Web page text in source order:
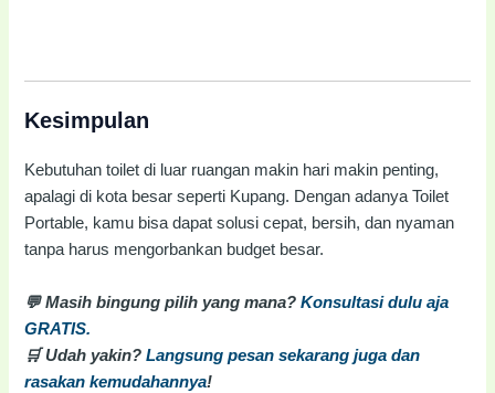
Kesimpulan
Kebutuhan toilet di luar ruangan makin hari makin penting,
apalagi di kota besar seperti Kupang. Dengan adanya Toilet
Portable, kamu bisa dapat solusi cepat, bersih, dan nyaman
tanpa harus mengorbankan budget besar.
💬 Masih bingung pilih yang mana?Konsultasi dulu aja
GRATIS.
🛒 Udah yakin?Langsung pesan sekarang juga dan
rasakan kemudahannya!